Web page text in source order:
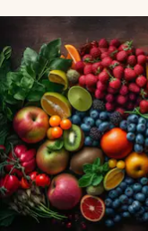
abre en nueva pestaña
México